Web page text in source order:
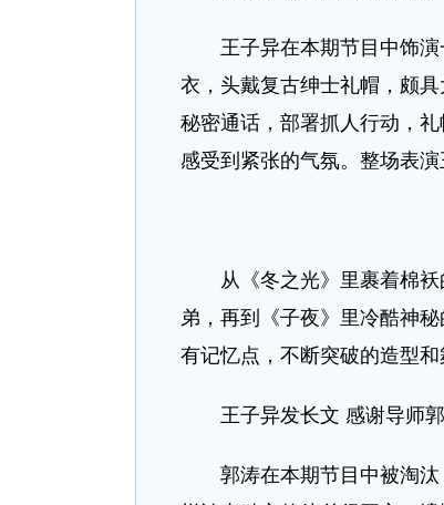
王子异在本期节目中饰演
衣，头戴复古绅士礼帽，颇
秘密通话，部署抓人行动，
感受到紧张的气氛。整场表
从《冬之光》里裹着棉袄
弟，再到《子夜》里冷酷神
有记忆点，不断突破的造型
王子异发长文 感谢导师郭
郭涛在本期节目中被淘汰